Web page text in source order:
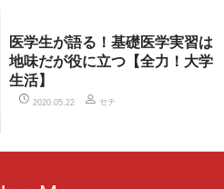
医学生が語る！基礎医学実習は
地味だが役に立つ【全力！大学
生活】
2020.05.22 セチ